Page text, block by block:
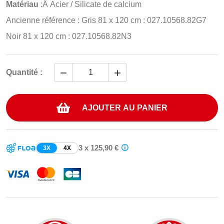
Matériau :Â Acier / Silicate de calcium
Ancienne référence : Gris 81 x 120 cm : 027.10568.82G7
Noir 81 x 120 cm : 027.10568.82N3
Quantité :  
AJOUTER AU PANIER
3X 4X 3 x 125,90 €